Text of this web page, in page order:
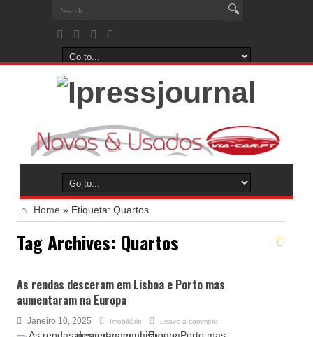
Home » Etiqueta: Quartos
Tag Archives: Quartos
As rendas desceram em Lisboa e Porto mas
aumentaram na Europa
Janeiro 10, 2025 Imobiliário Leave a comment